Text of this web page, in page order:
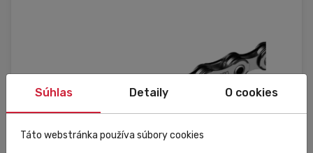
Súhlas Detaily O cookies
Táto webstránka používa súbory cookies